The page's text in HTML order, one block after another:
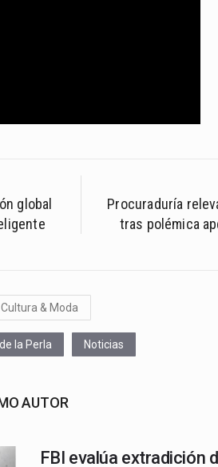
global
Procuraduría
tras polémica
& Moda
la Perla Noticias
AUTOR
FBI evalúa extradición